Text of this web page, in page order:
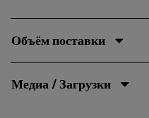
Объём поставки
Медиа / Загрузки